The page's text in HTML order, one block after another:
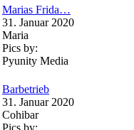
Marias Frida…
31. Januar 2020
Maria
Pics by:
Pyunity Media
Barbetrieb
31. Januar 2020
Cohibar
Pics by: